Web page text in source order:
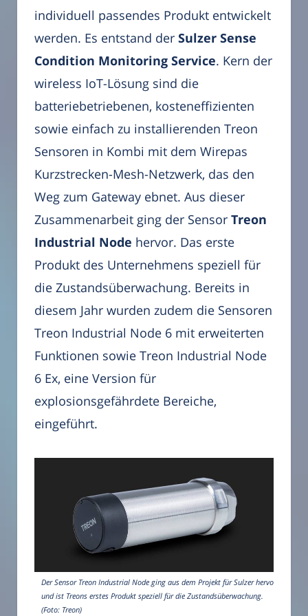
individuell passendes Produkt entwickelt
werden. Es entstand der Sulzer Sense
Condition Monitoring Service. Kern der
wireless IoT-Lösung sind die
batteriebetriebenen, kosteneffizienten
sowie einfach zu installierenden Treon
Sensoren in Kombi mit dem Wirepas
Kurzstrecken-Mesh-Netzwerk, das den
Weg zum Gateway ebnet. Aus dieser
Zusammenarbeit ging der Sensor Treon
Industrial Node hervor. Das erste
Produkt des Unternehmens speziell für
die Zustandsüberwachung. Bereits in
diesem Jahr wurden zudem die Sensoren
Treon Industrial Node 6 mit erweiterten
Funktionen sowie Treon Industrial Node
6 Ex, eine Version für
explosionsgefährdete Bereiche,
eingeführt.
Der Sensor Treon Industrial Node ging aus dem Projekt für Sulzer hervor
und ist Treons erstes Produkt speziell für die Zustandsüberwachung.
(Foto: Treon)